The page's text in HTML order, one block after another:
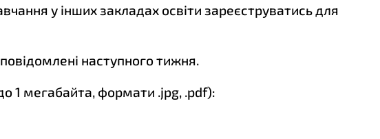
у інших закладах освіти зареєструватись для
повідомлені наступного тижня.
1 мегабайта, формати .jpg, .pdf):